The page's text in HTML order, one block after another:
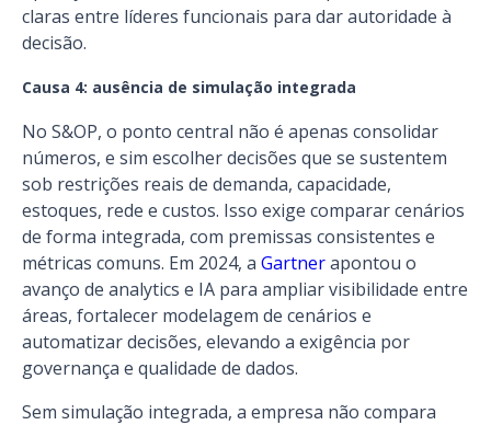
claras entre líderes funcionais para dar autoridade à
decisão.
Causa 4: ausência de simulação integrada
No S&OP, o ponto central não é apenas consolidar
números, e sim escolher decisões que se sustentem
sob restrições reais de demanda, capacidade,
estoques, rede e custos. Isso exige comparar cenários
de forma integrada, com premissas consistentes e
métricas comuns. Em 2024, a Gartnerapontou o
avanço de analytics e IA para ampliar visibilidade entre
áreas, fortalecer modelagem de cenários e
automatizar decisões, elevando a exigência por
governança e qualidade de dados.
Sem simulação integrada, a empresa não compara